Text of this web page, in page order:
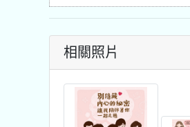
相關照片